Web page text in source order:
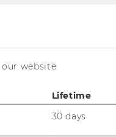
website.
Lifetime
30 days